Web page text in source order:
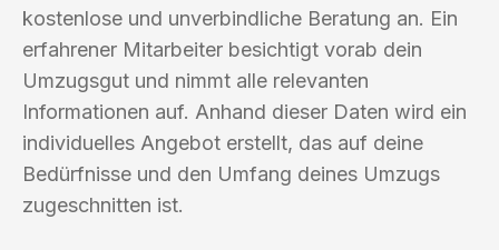
kostenlose und unverbindliche Beratung an. Ein
erfahrener Mitarbeiter besichtigt vorab dein
Umzugsgut und nimmt alle relevanten
Informationen auf. Anhand dieser Daten wird ein
individuelles Angebot erstellt, das auf deine
Bedürfnisse und den Umfang deines Umzugs
zugeschnitten ist.